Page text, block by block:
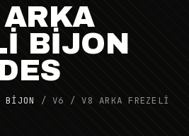
BİJON
BIJON /V6 / V8 ARKA FREZELİ